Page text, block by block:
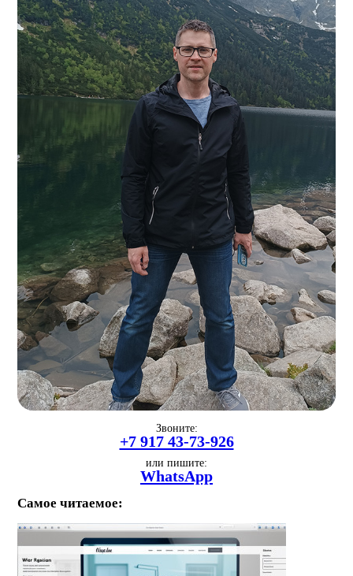
Звоните:
+7 917 43-73-926
или пишите:
WhatsApp
Самое читаемое: